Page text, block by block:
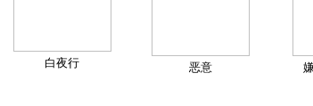
白夜行 恶意